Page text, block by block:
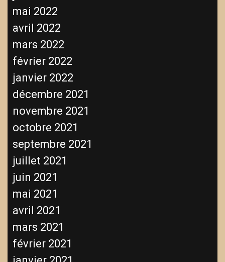
mai 2022
avril 2022
mars 2022
février 2022
janvier 2022
décembre 2021
novembre 2021
octobre 2021
septembre 2021
juillet 2021
juin 2021
mai 2021
avril 2021
mars 2021
février 2021